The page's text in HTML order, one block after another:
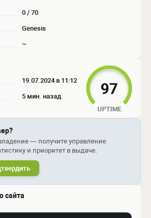
0 / 70
Genesis
~
19.07.2024 в 11:12
5 мин. назад 97
UPTIME
— получите управление
и приоритет в выдаче.
сайта